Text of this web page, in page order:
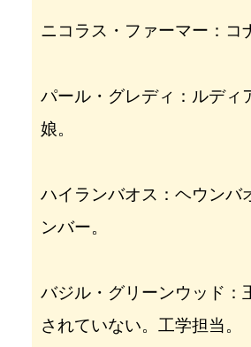
ニコラス・ファーマー：コ
パール・グレディ：ルディ
娘。
ハイランバオス：ヘウンバ
ンバー。
バジル・グリーンウッド：
されていない。工学担当。